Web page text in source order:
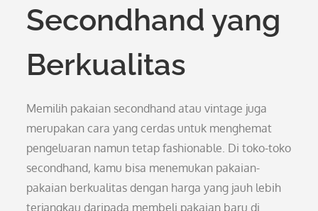
Secondhand yang
Berkualitas
Memilih pakaian secondhand atau vintage juga
merupakan cara yang cerdas untuk menghemat
pengeluaran namun tetap fashionable. Di toko-toko
secondhand, kamu bisa menemukan pakaian-
pakaian berkualitas dengan harga yang jauh lebih
terjangkau daripada membeli pakaian baru di